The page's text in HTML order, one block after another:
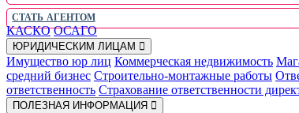
СТАТЬ АГЕНТОМ
КАСКО ОСАГО
ЮРИДИЧЕСКИМ ЛИЦАМ
Имущество юр лиц Коммерческая недвижимость
средний бизнес Строительно-монтажные работы
ответственность Страхование ответственности
ПОЛЕЗНАЯ ИНФОРМАЦИЯ